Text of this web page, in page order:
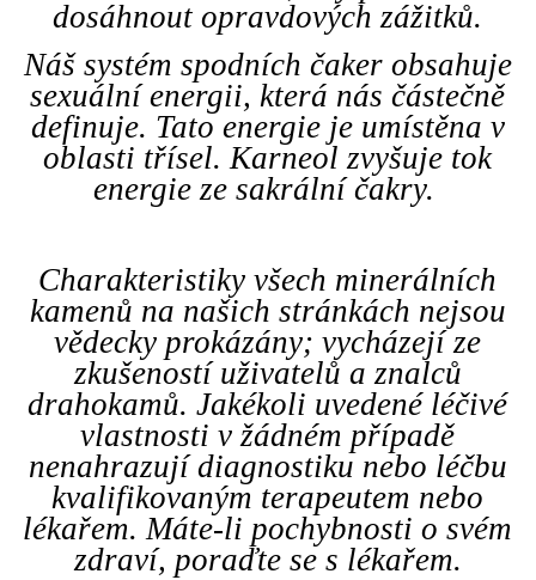
dosáhnout opravdových zážitků.
Náš systém spodních čaker obsahuje
sexuální energii, která nás částečně
definuje. Tato energie je umístěna v
oblasti třísel. Karneol zvyšuje tok
energie ze sakrální čakry.
Charakteristiky všech minerálních
kamenů na našich stránkách nejsou
vědecky prokázány; vycházejí ze
zkušeností uživatelů a znalců
drahokamů. Jakékoli uvedené léčivé
vlastnosti v žádném případě
nenahrazují diagnostiku nebo léčbu
kvalifikovaným terapeutem nebo
lékařem. Máte-li pochybnosti o svém
zdraví, poraďte se s lékařem.